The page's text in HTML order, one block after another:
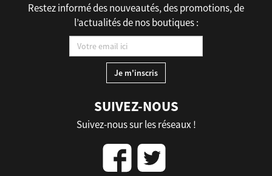
Restez informé des nouveautés, des promotions, de
l’actualités de nos boutiques :
SUIVEZ-NOUS
Suivez-nous sur les réseaux !